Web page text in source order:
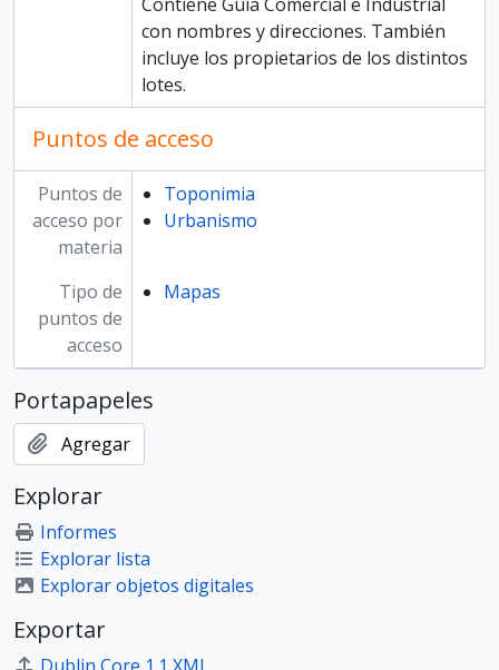
con nombres y direcciones. También
incluye los propietarios de los distintos
lotes.
Puntos de acceso
Puntos de
acceso por
materia
Toponimia
Urbanismo
Tipo de
puntos de
acceso
Mapas
Portapapeles
Agregar
Explorar
Informes
Explorar lista
Explorar objetos digitales
Exportar